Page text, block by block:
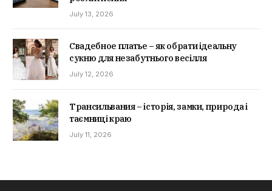
July 13, 2026
Свадебное платье – як обрати ідеальну
сукню для незабутнього весілля
July 12, 2026
Трансильвания – історія, замки, природа і
таємниці краю
July 11, 2026